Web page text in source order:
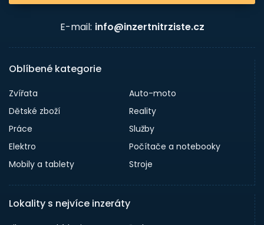
E-mail: info@inzertnitrziste.cz
Oblíbené kategorie
Zvířata
Auto-moto
Dětské zboží
Reality
Práce
Služby
Elektro
Počítače a notebooky
Mobily a tablety
Stroje
Lokality s nejvíce inzeráty